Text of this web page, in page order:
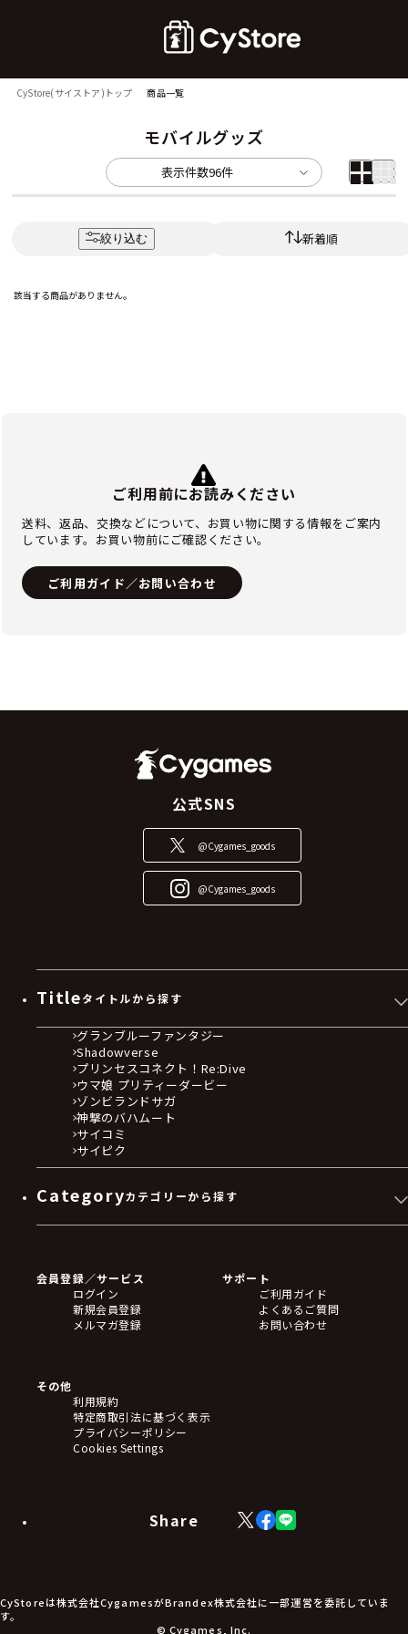
CyStore(サイストア)トップ 商品一覧
モバイルグッズ
表示件数96件
絞り込む 新着順
該当する商品がありません。
ご利用前にお読みください
送料、返品、交換などについて、お買い物に関する情報をご案内
しています。お買い物前にご確認ください。
ご利用ガイド／お問い合わせ
公式SNS
@Cygames_goods
@Cygames_goods
Titleタイトルから探す
グランブルーファンタジー
Shadowverse
プリンセスコネクト！Re:Dive
ウマ娘 プリティーダービー
ゾンビランドサガ
神撃のバハムート
サイコミ
サイピク
Categoryカテゴリーから探す
フィギュア
アクリルスタンド
バッジ
キーホルダー・ストラップ
ステッカー・シール・カード
タペストリー・ポスター
アームサポーター
ブレードホルダー
食品・飲料品
アパレル小物
アクセサリー
会員登録／サービス
ログイン
新規会員登録
メルマガ登録
サポート
ご利用ガイド
よくあるご質問
お問い合わせ
その他
利用規約
特定商取引法に基づく表示
プライバシーポリシー
Cookies Settings
Share
X
(Twitter)
Facebook
LINE
CyStoreは株式会社CygamesがBrandex株式会社に一部運営を委託していま
す。
© Cygames, Inc.